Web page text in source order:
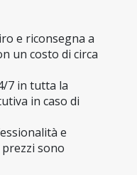
e riconsegna a
un costo di circa
7 in tutta la
in caso di
e
sono